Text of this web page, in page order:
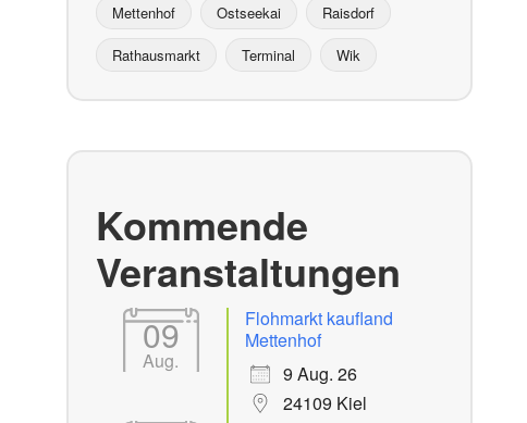
Mettenhof Ostseekai Raisdorf
Rathausmarkt Terminal Wik
Kommende
Veranstaltungen
09
Aug.
Flohmarkt kaufland
Mettenhof
9 Aug. 26
24109 Kiel